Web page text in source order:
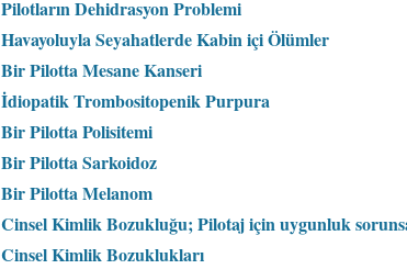
Pilotların Dehidrasyon Problemi
Havayoluyla Seyahatlerde Kabin içi Ölümler
Bir Pilotta Mesane Kanseri
İdiopatik Trombositopenik Purpura
Bir Pilotta Polisitemi
Bir Pilotta Sarkoidoz
Bir Pilotta Melanom
Cinsel Kimlik Bozukluğu; Pilotaj için uygunluk
Cinsel Kimlik Bozuklukları